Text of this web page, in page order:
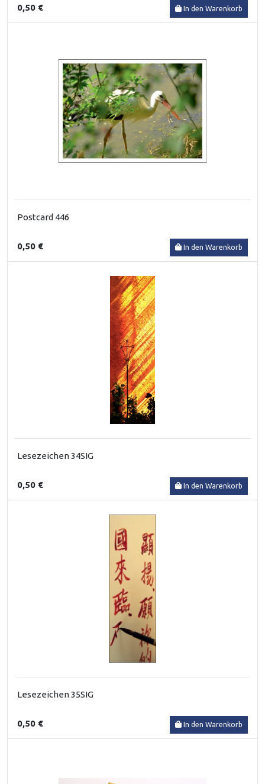
0,50 € In den Warenkorb
Postcard 446
0,50 € In den Warenkorb
Lesezeichen 34SIG
0,50 € In den Warenkorb
Lesezeichen 35SIG
0,50 € In den Warenkorb